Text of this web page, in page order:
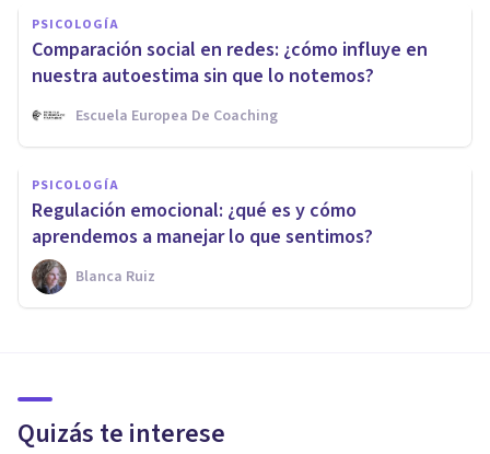
PSICOLOGÍA
Comparación social en redes: ¿cómo influye en
nuestra autoestima sin que lo notemos?
Escuela Europea De Coaching
PSICOLOGÍA
Regulación emocional: ¿qué es y cómo
aprendemos a manejar lo que sentimos?
Blanca Ruiz
Quizás te interese